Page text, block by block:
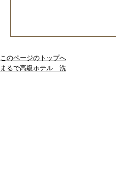
このページのトップへ
まるで高級ホテル 洗